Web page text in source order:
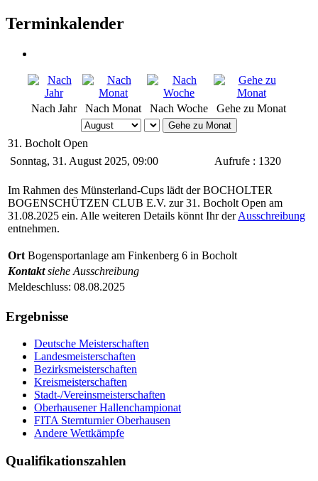
Terminkalender
Nach Jahr Nach Monat Nach Woche Gehe zu Monat
Gehe zu Monat
31. Bocholt Open
Sonntag, 31. August 2025, 09:00
Aufrufe : 1320
Im Rahmen des Münsterland-Cups lädt der BOCHOLTER
BOGENSCHÜTZEN CLUB E.V. zur 31. Bocholt Open am
31.08.2025 ein. Alle weiteren Details könnt Ihr derAusschreibung
entnehmen.
Ort Bogensportanlage am Finkenberg 6 in Bocholt
Kontaktsiehe Ausschreibung
Meldeschluss: 08.08.2025
Ergebnisse
Deutsche Meisterschaften
Landesmeisterschaften
Bezirksmeisterschaften
Kreismeisterschaften
Stadt-/Vereinsmeisterschaften
Oberhausener Hallenchampionat
FITA Sternturnier Oberhausen
Andere Wettkämpfe
Qualifikationszahlen